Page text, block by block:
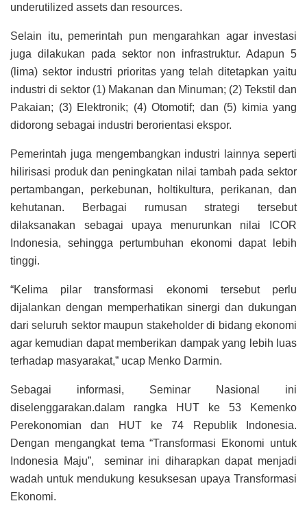
underutilized assets dan resources.
Selain itu, pemerintah pun mengarahkan agar investasi
juga dilakukan pada sektor non infrastruktur. Adapun 5
(lima) sektor industri prioritas yang telah ditetapkan yaitu
industri di sektor (1) Makanan dan Minuman; (2) Tekstil dan
Pakaian; (3) Elektronik; (4) Otomotif; dan (5) kimia yang
didorong sebagai industri berorientasi ekspor.
Pemerintah juga mengembangkan industri lainnya seperti
hilirisasi produk dan peningkatan nilai tambah pada sektor
pertambangan, perkebunan, holtikultura, perikanan, dan
kehutanan. Berbagai rumusan strategi tersebut
dilaksanakan sebagai upaya menurunkan nilai ICOR
Indonesia, sehingga pertumbuhan ekonomi dapat lebih
tinggi.
“Kelima pilar transformasi ekonomi tersebut perlu
dijalankan dengan memperhatikan sinergi dan dukungan
dari seluruh sektor maupun stakeholder di bidang ekonomi
agar kemudian dapat memberikan dampak yang lebih luas
terhadap masyarakat,” ucap Menko Darmin.
Sebagai informasi, Seminar Nasional ini
diselenggarakan.dalam rangka HUT ke 53 Kemenko
Perekonomian dan HUT ke 74 Republik Indonesia.
Dengan mengangkat tema “Transformasi Ekonomi untuk
Indonesia Maju”, seminar ini diharapkan dapat menjadi
wadah untuk mendukung kesuksesan upaya Transformasi
Ekonomi.